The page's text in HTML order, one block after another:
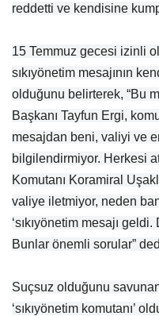
reddetti ve kendisine
15 Temmuz gecesi izinli
sıkıyönetim mesajının
olduğunu belirterek, “Bu
Başkanı Tayfun Ergi,
mesajdan beni, valiyi ve
bilgilendirmiyor. Herkesi
Komutanı Koramiral
valiye iletmiyor, neden
‘sıkıyönetim mesajı
Bunlar önemli sorular”
Suçsuz olduğunu
‘sıkıyönetim komutanı’